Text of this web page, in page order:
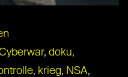
, doku,
, krieg, NSA,